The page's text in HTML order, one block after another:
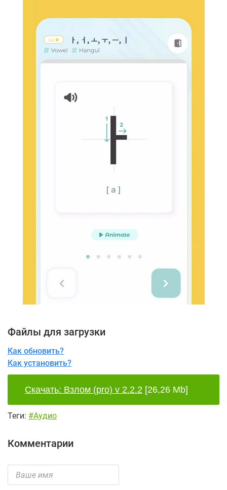
Файлы для загрузки
Как обновить?
Как установить?
Скачать: Взлом (pro) v 2.2.2 [26,26 Mb]
Теги: #Аудио
Комментарии